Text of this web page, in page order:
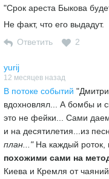
"Срок ареста Быкова
Не факт, что его выдадут.
Ответить
2
yurij
12 месяцев назад
В потоке событий
вдохновлял... А бомбы и
это не фейки... Сами
и на десятилетия...из
план..." На каждый роток,
похожими сами на
Киева и Кремля от